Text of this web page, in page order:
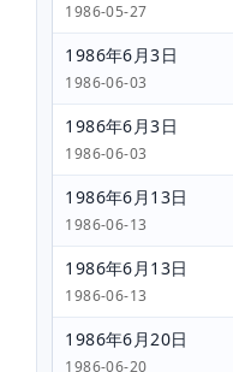
1986-05-27
1986年6月3日
1986-06-03
1986年6月3日
1986-06-03
1986年6月13日
1986-06-13
1986年6月13日
1986-06-13
1986年6月20日
1986-06-20